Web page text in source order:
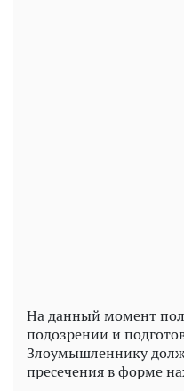
На данный момент
подозрении и
Злоумышленнику
пресечения в форме